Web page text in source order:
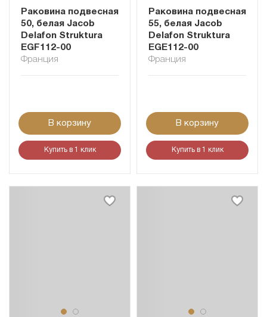
Раковина подвесная
50, белая Jacob
Delafon Struktura
EGF112-00
Франция
В корзину
Купить в 1 клик
Раковина подвесная
55, белая Jacob
Delafon Struktura
EGE112-00
Франция
В корзину
Купить в 1 клик